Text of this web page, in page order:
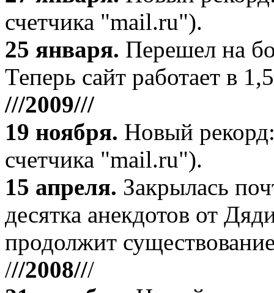
счетчика "mail.ru").
25 января. Перешел на
Теперь сайт работает в
///2009///
19 ноября. Новый
счетчика "mail.ru").
15 апреля. Закрылась
десятка анекдотов от
продолжит
///2008///